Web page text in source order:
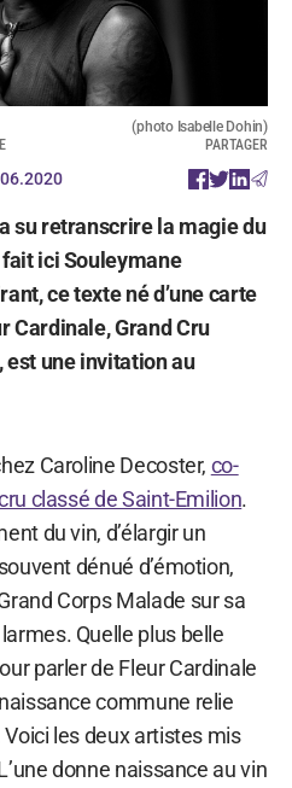
(photo Isabelle Dohin)
PARTAGER
su retranscrire la magie du
ici Souleymane
ce texte né d’une carte
Cardinale, Grand Cru
est une invitation au
Caroline Decoster, co-
classé de Saint-Emilion.
du vin, d’élargir un
dénué d’émotion,
Corps Malade sur sa
Quelle plus belle
parler de Fleur Cardinale
commune relie
les deux artistes mis
donne naissance au vin